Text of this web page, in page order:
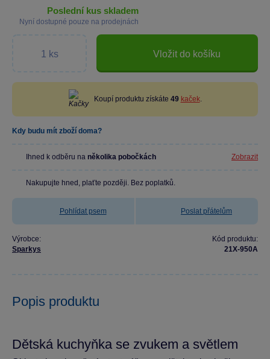
poslední kus skladem
Nyní dostupné pouze na prodejnách
Vložit do košíku
Koupí produktu získáte 49 kaček.
Kdy budu mít zboží doma?
Ihned k odběru na několika pobočkách Zobrazit
Nakupujte hned, plaťte později. Bez poplatků.
Pohlídat psem Poslat přátelům
Výrobce:
Sparkys
Kód produktu:
21X-950A
Popis produktu
Dětská kuchyňka se zvukem a světlem